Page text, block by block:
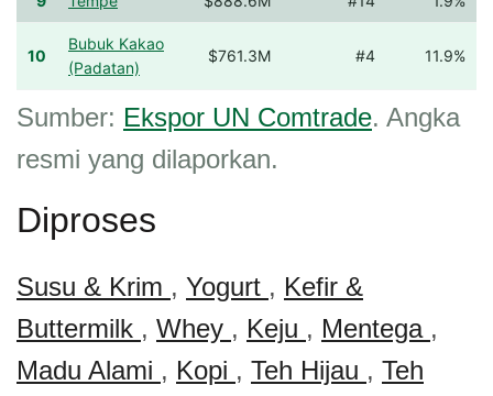
10
Bubuk Kakao
(Padatan)
$761.3M #4 11.9%
Sumber: Ekspor UN Comtrade. Angka
resmi yang dilaporkan.
Diproses
Susu & Krim , Yogurt , Kefir &
Buttermilk , Whey , Keju , Mentega ,
Madu Alami , Kopi , Teh Hijau , Teh